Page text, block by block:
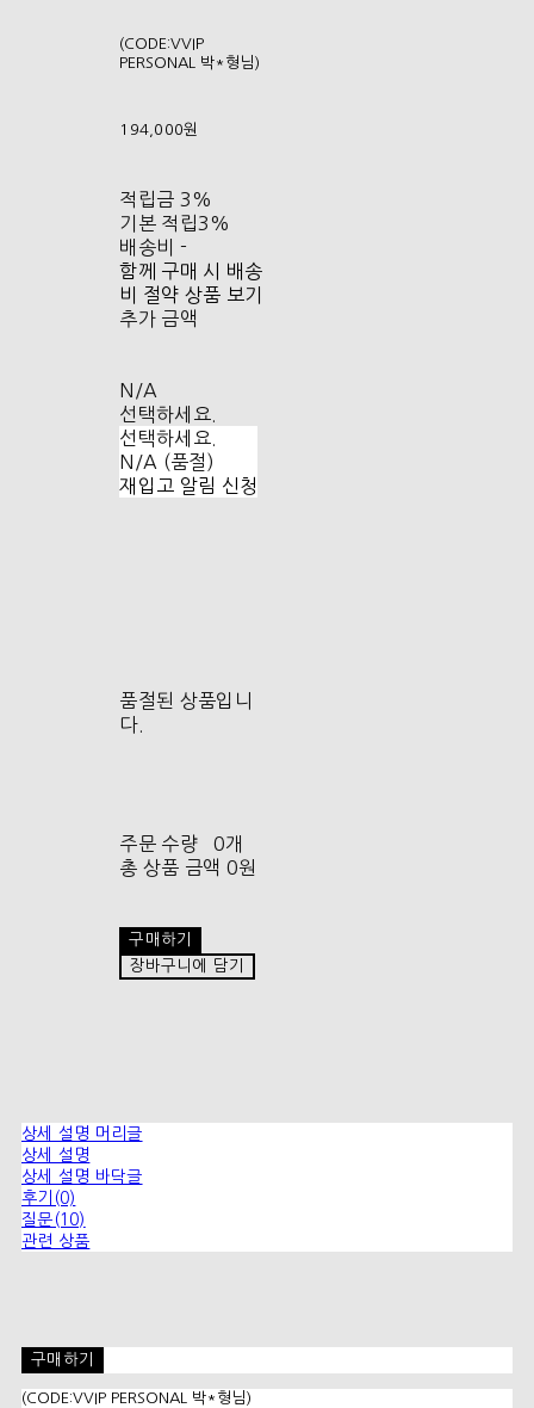
(CODE:VVIP
PERSONAL 박*형님)
194,000원
적립금 3%
기본 적립3%
배송비 -
함께 구매 시 배송
비 절약 상품 보기
추가 금액
N/A
선택하세요.
선택하세요.
N/A (품절)
재입고 알림 신청
품절된 상품입니
다.
주문 수량
0개
총 상품 금액 0원
구매하기
장바구니에 담기
상세 설명 머리글
상세 설명
상세 설명 바닥글
후기(0)
질문(10)
관련 상품
구매하기
(CODE:VVIP PERSONAL 박*형님)